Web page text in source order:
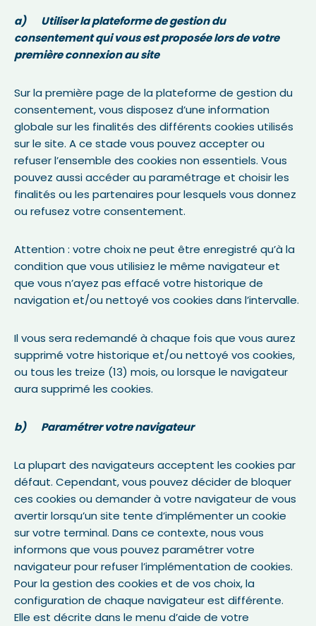
a) Utiliser la plateforme de gestion du
consentement qui vous est proposée lors de votre
première connexion au site
Sur la première page de la plateforme de gestion du
consentement, vous disposez d’une information
globale sur les finalités des différents cookies utilisés
sur le site. A ce stade vous pouvez accepter ou
refuser l’ensemble des cookies non essentiels. Vous
pouvez aussi accéder au paramétrage et choisir les
finalités ou les partenaires pour lesquels vous donnez
ou refusez votre consentement.
Attention : votre choix ne peut être enregistré qu’à la
condition que vous utilisiez le même navigateur et
que vous n’ayez pas effacé votre historique de
navigation et/ou nettoyé vos cookies dans l’intervalle.
Il vous sera redemandé à chaque fois que vous aurez
supprimé votre historique et/ou nettoyé vos cookies,
ou tous les treize (13) mois, ou lorsque le navigateur
aura supprimé les cookies.
b) Paramétrer votre navigateur
La plupart des navigateurs acceptent les cookies par
défaut. Cependant, vous pouvez décider de bloquer
ces cookies ou demander à votre navigateur de vous
avertir lorsqu’un site tente d’implémenter un cookie
sur votre terminal. Dans ce contexte, nous vous
informons que vous pouvez paramétrer votre
navigateur pour refuser l’implémentation de cookies.
Pour la gestion des cookies et de vos choix, la
configuration de chaque navigateur est différente.
Elle est décrite dans le menu d’aide de votre